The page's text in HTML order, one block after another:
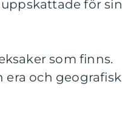
för sin
som finns.
era och geografisk